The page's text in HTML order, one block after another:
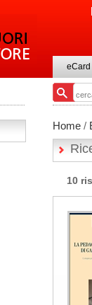
eCard
Home /
10